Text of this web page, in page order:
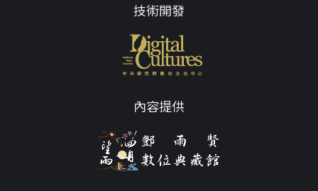
技術開發
內容提供